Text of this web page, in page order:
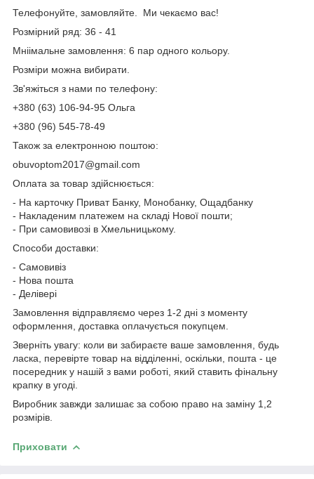
Телефонуйте, замовляйте. Ми чекаємо вас!
Розмірний ряд: 36 - 41
Мніімальне замовлення: 6 пар одного кольору.
Розміри можна вибирати.
Зв'яжіться з нами по телефону:
+380 (63) 106-94-95 Ольга
+380 (96) 545-78-49
Також за електронною поштою:
obuvoptom2017@gmail.com
Оплата за товар здійснюється:
- На карточку Приват Банку, Монобанку, Ощадбанку
- Накладеним платежем на складі Нової пошти;
- При самовивозі в Хмельницькому.
Способи доставки:
- Самовивіз
- Нова пошта
- Делівері
Замовлення відправляємо через 1-2 дні з моменту
оформлення, доставка оплачується покупцем.
Зверніть увагу: коли ви забираєте ваше замовлення, будь
ласка, перевірте товар на відділенні, оскільки, пошта - це
посередник у нашій з вами роботі, який ставить фінальну
крапку в угоді.
Виробник завжди залишає за собою право на заміну 1,2
розмірів.
Приховати